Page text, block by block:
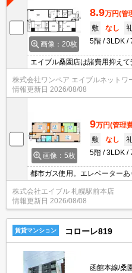
画像：20枚
8.9万円(管
敷
なし
5階
3LDK
エイブル桑園店は諸費用抑え
株式会社ワンペア エイブルネットワ
情報更新日 2026/08/08
画像：5枚
9万円(管理
敷
なし
5階
3LDK
都市ガス使用。エレベーター
インターネット使用料無料!。
株式会社エイブル 札幌駅前本店
情報更新日 2026/08/08
賃貸マンション コローレ819
函館本線/桑